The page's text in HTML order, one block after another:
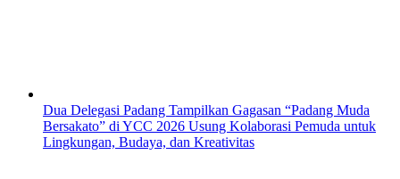
Dua Delegasi Padang Tampilkan Gagasan “Padang Muda
Bersakato” di YCC 2026 Usung Kolaborasi Pemuda untuk
Lingkungan, Budaya, dan Kreativitas